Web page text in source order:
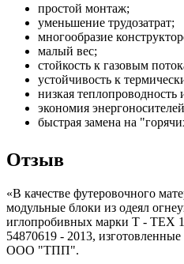
простой монтаж;
уменьшение трудозатрат;
многообразие
малый вес;
стойкость к газовым
устойчивость к
низкая теплопроводность
экономия
быстрая замена на
Отзыв
«В качестве футеровочного
модульные блоки из одеял
иглопробивных марки Т - ТЕХ
54870619 - 2013,
ООО "ТПП".